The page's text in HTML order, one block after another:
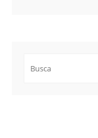
por: